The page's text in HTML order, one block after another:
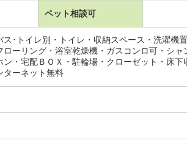
ペット相談可
ス･トイレ別・トイレ・収納スペース・洗濯機
ローリング・浴室乾燥機・ガスコンロ可・シ
ン・宅配ＢＯＸ・駐輪場・クローゼット・床
ターネット無料